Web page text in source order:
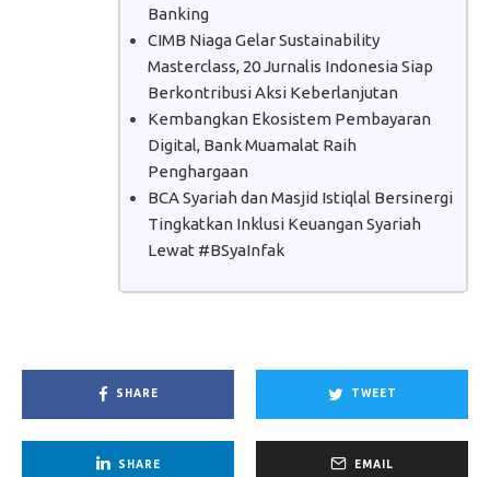
Banking
CIMB Niaga Gelar Sustainability
Masterclass, 20 Jurnalis Indonesia Siap
Berkontribusi Aksi Keberlanjutan
Kembangkan Ekosistem Pembayaran
Digital, Bank Muamalat Raih
Penghargaan
BCA Syariah dan Masjid Istiqlal Bersinergi
Tingkatkan Inklusi Keuangan Syariah
Lewat #BSyaInfak
SHARE TWEET
SHARE EMAIL